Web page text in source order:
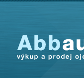
Abbauto.cz - výkup a